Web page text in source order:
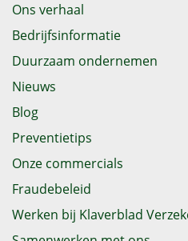
Ons verhaal
Bedrijfsinformatie
Duurzaam ondernemen
Nieuws
Blog
Preventietips
Onze commercials
Fraudebeleid
Werken bij Klaverblad